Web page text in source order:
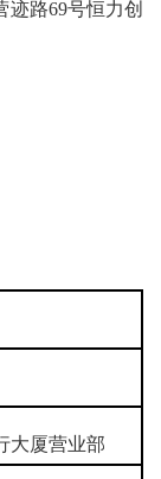
路69号恒力创
大厦营业部